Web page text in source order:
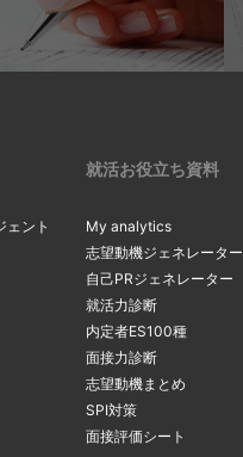
ェント
就活お役立ち資料
My analytics
志望動機ジェネレーター
自己PRジェネレーター
就活力診断
内定者ES100種
面接力診断
志望動機まとめ
SPI対策
面接評価シート